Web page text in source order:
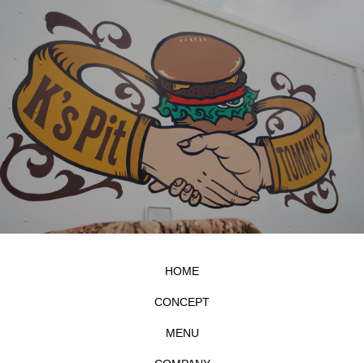
HOME
CONCEPT
MENU